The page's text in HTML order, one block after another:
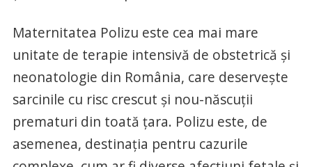
Maternitatea Polizu este cea mai mare
unitate de terapie intensivă de obstetrică și
neonatologie din România, care deservește
sarcinile cu risc crescut și nou-născuții
prematuri din toată țara. Polizu este, de
asemenea, destinația pentru cazurile